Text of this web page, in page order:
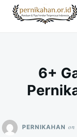
SkipSearch
for:
6+
PERNIKAHAN on